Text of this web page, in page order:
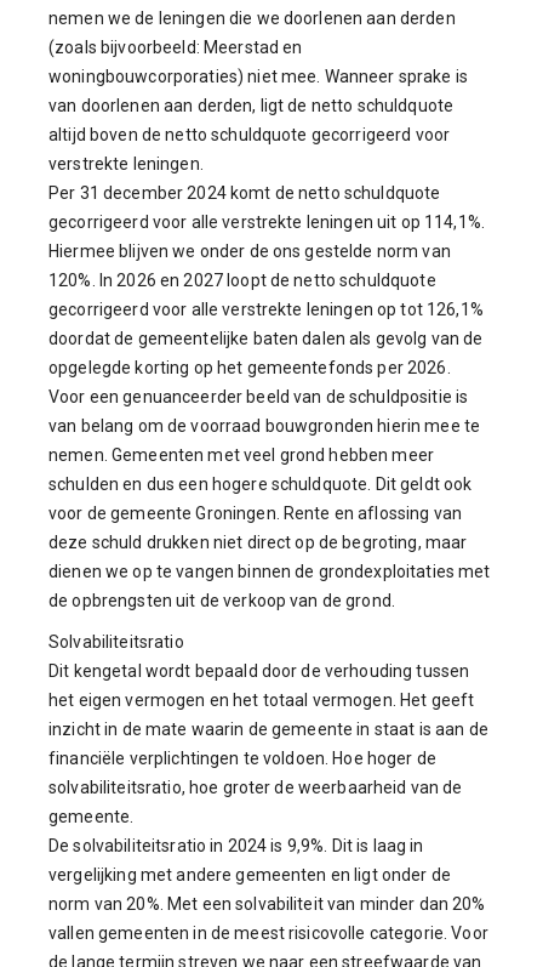
nemen we de leningen die we doorlenen aan derden
(zoals bijvoorbeeld: Meerstad en
woningbouwcorporaties) niet mee. Wanneer sprake is
van doorlenen aan derden, ligt de netto schuldquote
altijd boven de netto schuldquote gecorrigeerd voor
verstrekte leningen.
Per 31 december 2024 komt de netto schuldquote
gecorrigeerd voor alle verstrekte leningen uit op 114,1%.
Hiermee blijven we onder de ons gestelde norm van
120%.
In 2026 en 2027 loopt de netto schuldquote
gecorrigeerd voor alle verstrekte leningen op tot 126,1%
doordat de gemeentelijke baten dalen als gevolg van de
opgelegde korting op het gemeentefonds per 2026.
Voor een genuanceerder beeld van de schuldpositie is
van belang om de voorraad bouwgronden hierin mee te
nemen. Gemeenten met veel grond hebben meer
schulden en dus een hogere schuldquote. Dit geldt ook
voor de gemeente Groningen. Rente en aflossing van
deze schuld drukken niet direct op de begroting, maar
dienen we op te vangen binnen de grondexploitaties met
de opbrengsten uit de verkoop van de grond.
Solvabiliteitsratio
Dit kengetal wordt bepaald door de verhouding tussen
het eigen vermogen en het totaal vermogen. Het geeft
inzicht in de mate waarin de gemeente in staat is aan de
financiële verplichtingen te voldoen. Hoe hoger de
solvabiliteitsratio, hoe groter de weerbaarheid van de
gemeente.
De solvabiliteitsratio in 2024 is 9,9%. Dit is laag in
vergelijking met andere gemeenten en ligt onder de
norm van 20%. Met een solvabiliteit van minder dan 20%
vallen gemeenten in de meest risicovolle categorie. Voor
de lange termijn streven we naar een streefwaarde van